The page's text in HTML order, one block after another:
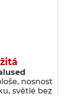
nosnost
světlé bez